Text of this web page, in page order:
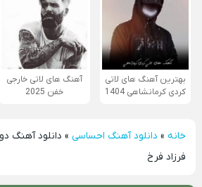
بهترین آهنگ های لاتی
کردی کرمانشاهی 1404
آهنگ های لاتی خارجی
خفن 2025
خانه» دانلود آهنگ احساسی» دانلود آهنگ
فرزاد فرخ